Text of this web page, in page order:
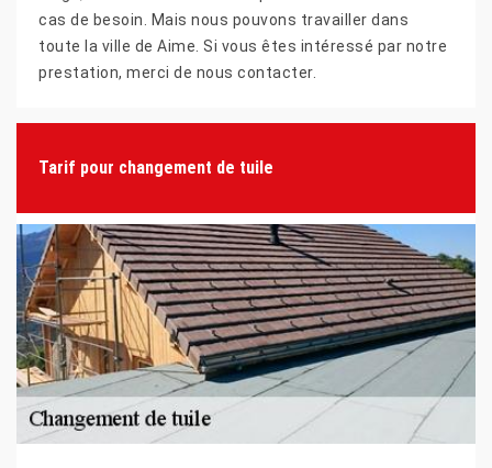
cas de besoin. Mais nous pouvons travailler dans
toute la ville de Aime. Si vous êtes intéressé par notre
prestation, merci de nous contacter.
Tarif pour changement de tuile